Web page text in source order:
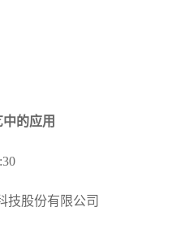
的应用
技股份有限公司